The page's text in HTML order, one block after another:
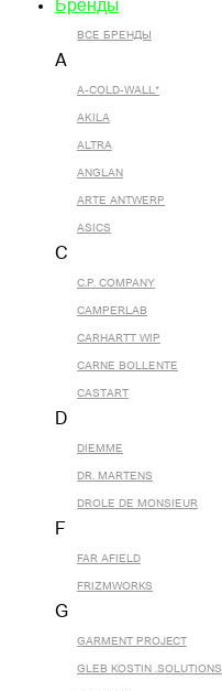
Бренды
ВСЕ БРЕНДЫ
A
A-COLD-WALL*
AKILA
ALTRA
ANGLAN
ARTE ANTWERP
ASICS
C
C.P. COMPANY
CAMPERLAB
CARHARTT WIP
CARNE BOLLENTE
CASTART
D
DIEMME
DR. MARTENS
DROLE DE MONSIEUR
F
FAR AFIELD
FRIZMWORKS
G
GARMENT PROJECT
GLEB KOSTIN .SOLUTIONS